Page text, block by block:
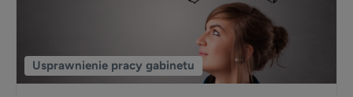
Usprawnienie pracy gabinetu